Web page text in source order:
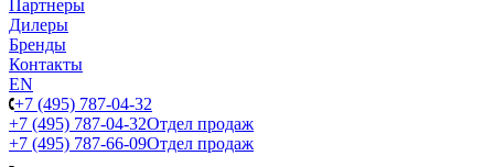
Партнеры
Дилеры
Бренды
Контакты
EN
+7 (495) 787-04-32
+7 (495) 787-04-32Отдел продаж
+7 (495) 787-66-09Отдел продаж